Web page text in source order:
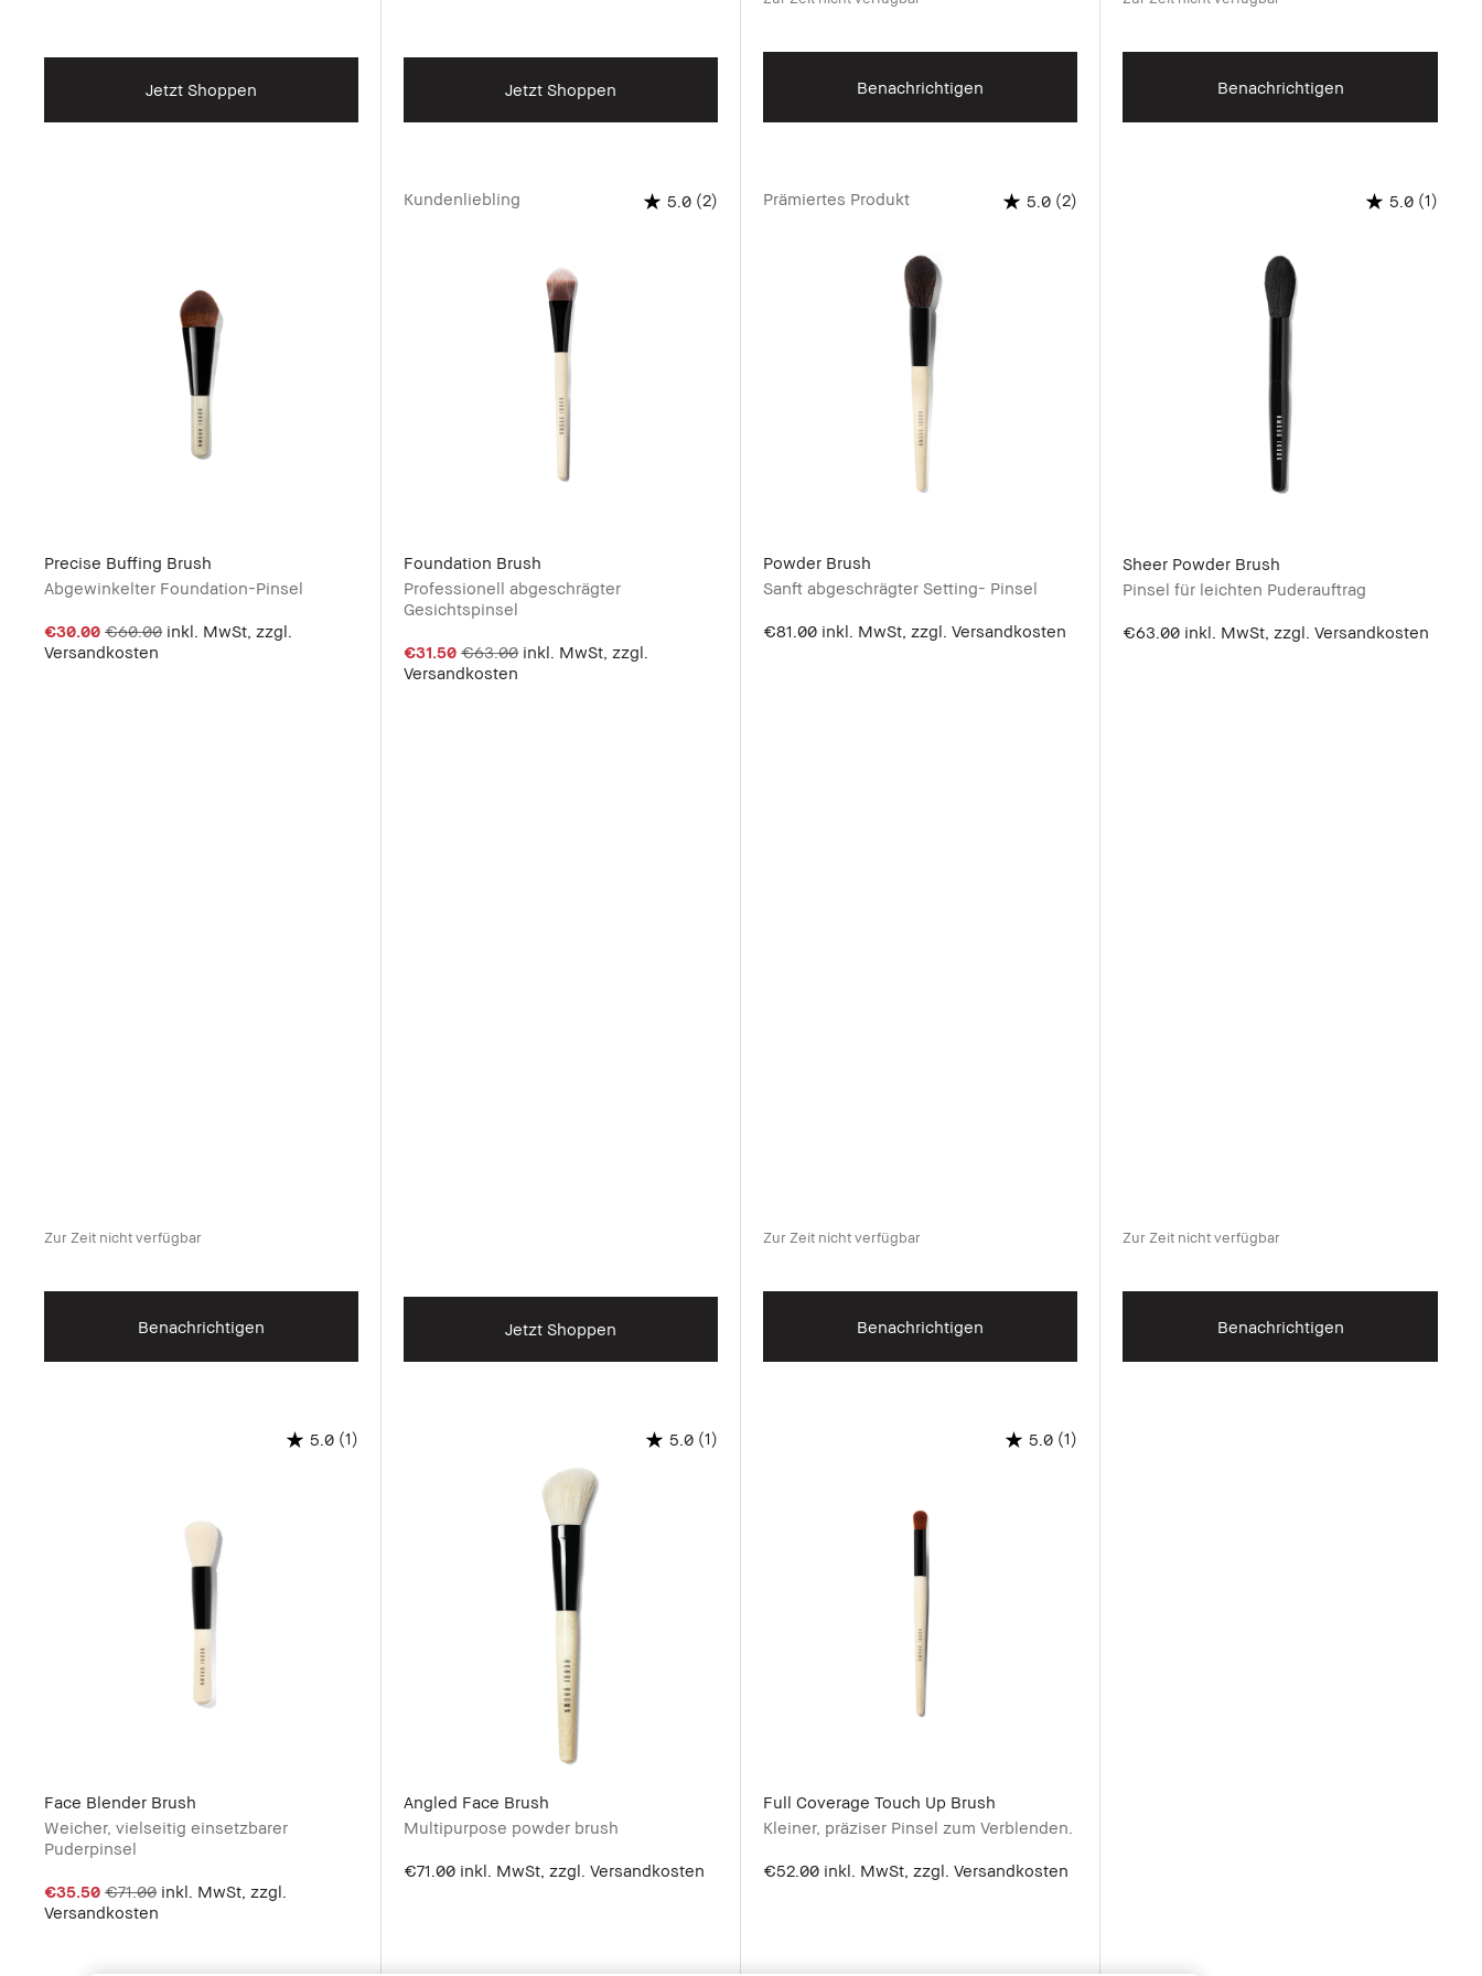
Jetzt Shoppen Jetzt Shoppen Benachrichtigen Benachrichtigen
Precise Buffing Brush
Abgewinkelter Foundation-Pinsel
€30.00 €60.00 inkl. MwSt, zzgl.
Versandkosten
Zur Zeit nicht verfügbar
Benachrichtigen
Kundenliebling
Foundation Brush
Professionell abgeschrägter
Gesichtspinsel
5.0 (2)
€31.50 €63.00 inkl. MwSt, zzgl.
Versandkosten
Jetzt Shoppen
Prämiertes Produkt
Powder Brush
Sanft abgeschrägter Setting- Pinsel
5.0 (2)
€81.00 inkl. MwSt, zzgl. Versandkosten
Zur Zeit nicht verfügbar
Benachrichtigen
Sheer Powder Brush
Pinsel für leichten Puderauftrag
5.0 (1)
€63.00 inkl. MwSt, zzgl. Versandkosten
Zur Zeit nicht verfügbar
Benachrichtigen
Face Blender Brush
Weicher, vielseitig einsetzbarer
Puderpinsel
5.0 (1)
€35.50 €71.00 inkl. MwSt, zzgl.
Versandkosten
Angled Face Brush
Multipurpose powder brush
5.0 (1)
€71.00 inkl. MwSt, zzgl. Versandkosten
Full Coverage Touch Up Brush
Kleiner, präziser Pinsel zum Verblenden.
5.0 (1)
€52.00 inkl. MwSt, zzgl. Versandkosten